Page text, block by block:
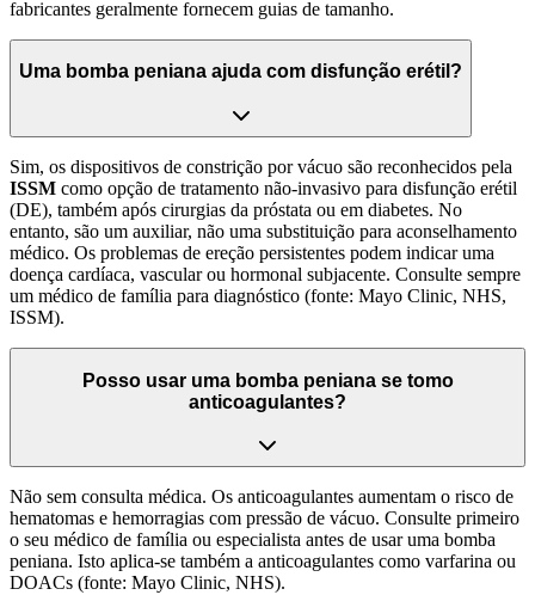
fabricantes geralmente fornecem guias de tamanho.
Uma bomba peniana ajuda com disfunção erétil?
Sim, os dispositivos de constrição por vácuo são reconhecidos pela
ISSM como opção de tratamento não-invasivo para disfunção erétil
(DE), também após cirurgias da próstata ou em diabetes. No
entanto, são um auxiliar, não uma substituição para aconselhamento
médico. Os problemas de ereção persistentes podem indicar uma
doença cardíaca, vascular ou hormonal subjacente. Consulte sempre
um médico de família para diagnóstico (fonte: Mayo Clinic, NHS,
ISSM).
Posso usar uma bomba peniana se tomo
anticoagulantes?
Não sem consulta médica. Os anticoagulantes aumentam o risco de
hematomas e hemorragias com pressão de vácuo. Consulte primeiro
o seu médico de família ou especialista antes de usar uma bomba
peniana. Isto aplica-se também a anticoagulantes como varfarina ou
DOACs (fonte: Mayo Clinic, NHS).